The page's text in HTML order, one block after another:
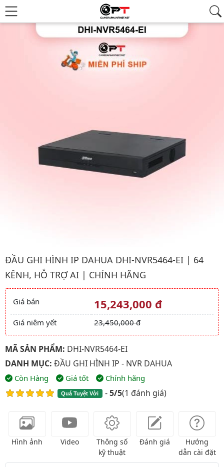
Hình ảnh đại diện của sản phẩm Đầu ghi hình IP Dahua DHI-
ĐẦU GHI HÌNH IP DAHUA DHI-NVR5464-EI | 64
KÊNH, HỖ TRỢ AI | CHÍNH HÃNG
Giá và khuyến mãi
Giá bán 15,243,000 đ
Giá niêm yết 23,450,000 đ
MÃ SẢN PHẨM: DHI-NVR5464-EI
DANH MỤC: ĐẦU GHI HÌNH IP - NVR DAHUA
Còn Hàng Giá tốt Chính hãng
Quá Tuyệt Vời -5/5(1 đánh giá)
Hình ảnh Video
Thông số
kỹ thuật
Đánh giá
Hướng
dẫn cài đặt